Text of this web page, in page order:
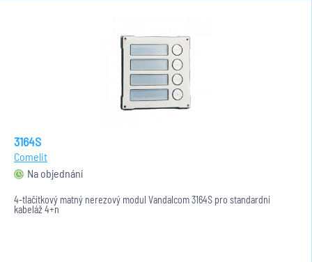
3164S
Comelit
Na objednání
4-tlačítkový matný nerezový modul Vandalcom 3164S pro standardní
kabeláž 4+n